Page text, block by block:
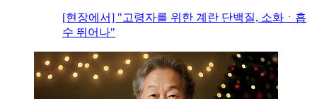
[현장에서] "고령자를 위한 계란 단백질, 소화ㆍ흡
수 뛰어나"